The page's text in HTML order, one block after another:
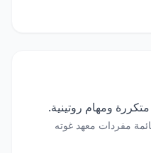
ومهام روتينية.
مفردات معهد غوته